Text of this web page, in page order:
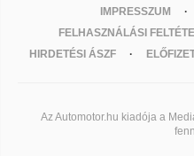
IMPRESSZUM
FELHASZNÁLÁSI
HIRDETÉSI ÁSZF
Az Automotor.hu kiadója a